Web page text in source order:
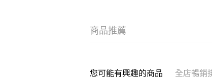
商品推薦
您可能有興趣的商品 全店暢銷